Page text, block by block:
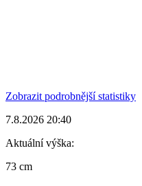
Zobrazit podrobnější statistiky
7.8.2026 20:40
Aktuální výška:
73 cm